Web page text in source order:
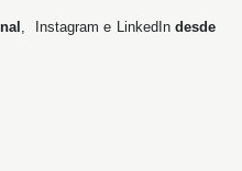
, Instagram e LinkedIn desde